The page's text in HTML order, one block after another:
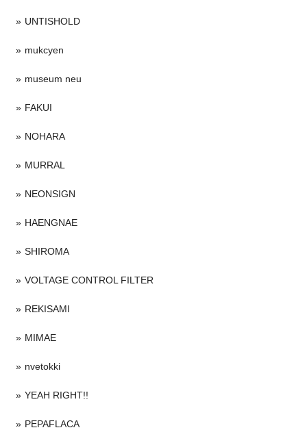
UNTISHOLD
mukcyen
museum neu
FAKUI
NOHARA
MURRAL
NEONSIGN
HAENGNAE
SHIROMA
VOLTAGE CONTROL FILTER
REKISAMI
MIMAE
nvetokki
YEAH RIGHT!!
PEPAFLACA